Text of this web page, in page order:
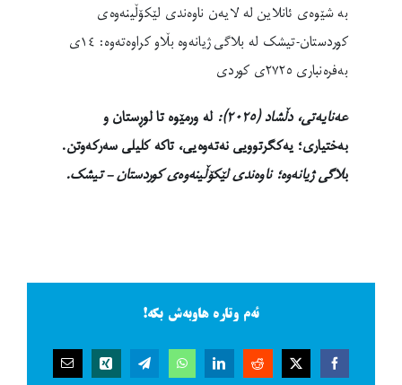
بە شێوەی ئانلاین لە لایەن ناوەندی لێکۆڵینەوەی
کوردستان-تیشک لە بلاگی ژیانەوە بڵاو کراوەتەوە: ١٤ی
بەفرەنباری ٢٧٢٥ی کوردی
عەنایەتی، دڵشاد (٢٠٢٥):
لە ورمێوە تا لوڕستان و
بەختیاری؛ یەکگرتوویی نەتەوەیی، تاکە کلیلی سەرکەوتن.
بلاگی ژیانەوە؛ ناوەندی لێکۆڵینەوەی کوردستان – تیشک.
ئەم وتارە هاوبەش بکە!